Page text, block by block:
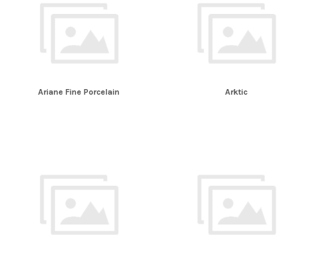
Ariane Fine Porcelain Arktic